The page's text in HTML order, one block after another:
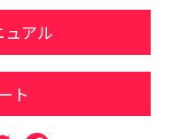
ュアル
ト